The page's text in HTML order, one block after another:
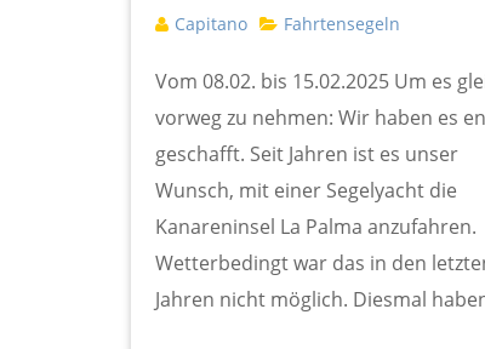
Capitano Fahrtensegeln
Vom 08.02. bis 15.02.2025 Um es
vorweg zu nehmen: Wir haben es
geschafft. Seit Jahren ist es unser
Wunsch, mit einer Segelyacht die
Kanareninsel La Palma anzufahren.
Wetterbedingt war das in den
Jahren nicht möglich. Diesmal